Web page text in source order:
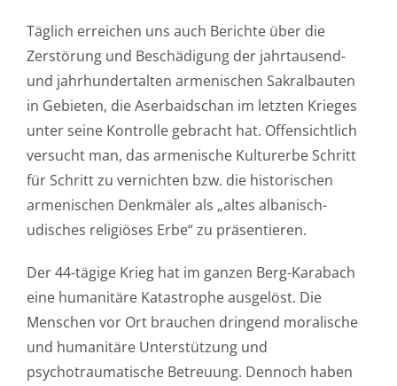
Täglich erreichen uns auch Berichte über die
Zerstörung und Beschädigung der jahrtausend-
und jahrhundertalten armenischen Sakralbauten
in Gebieten, die Aserbaidschan im letzten Krieges
unter seine Kontrolle gebracht hat. Offensichtlich
versucht man, das armenische Kulturerbe Schritt
für Schritt zu vernichten bzw. die historischen
armenischen Denkmäler als „altes albanisch-
udisches religiöses Erbe“ zu präsentieren.
Der 44-tägige Krieg hat im ganzen Berg-Karabach
eine humanitäre Katastrophe ausgelöst. Die
Menschen vor Ort brauchen dringend moralische
und humanitäre Unterstützung und
psychotraumatische Betreuung. Dennoch haben